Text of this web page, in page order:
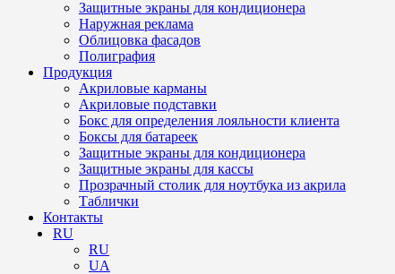
Защитные экраны для кондиционера
Наружная реклама
Облицовка фасадов
Полиграфия
Продукция
Акриловые карманы
Акриловые подставки
Бокс для определения лояльности клиента
Боксы для батареек
Защитные экраны для кондиционера
Защитные экраны для кассы
Прозрачный столик для ноутбука из акрила
Таблички
Контакты
RU
RU
UA